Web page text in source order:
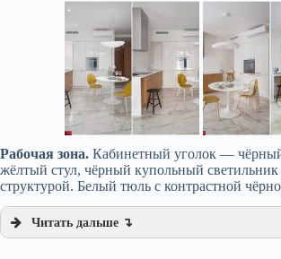
Рабочая зона. Кабинетный уголок —
жёлтый стул, чёрный купольный светильник
структурой. Белый тюль с контрастной
Читать дальше ↴